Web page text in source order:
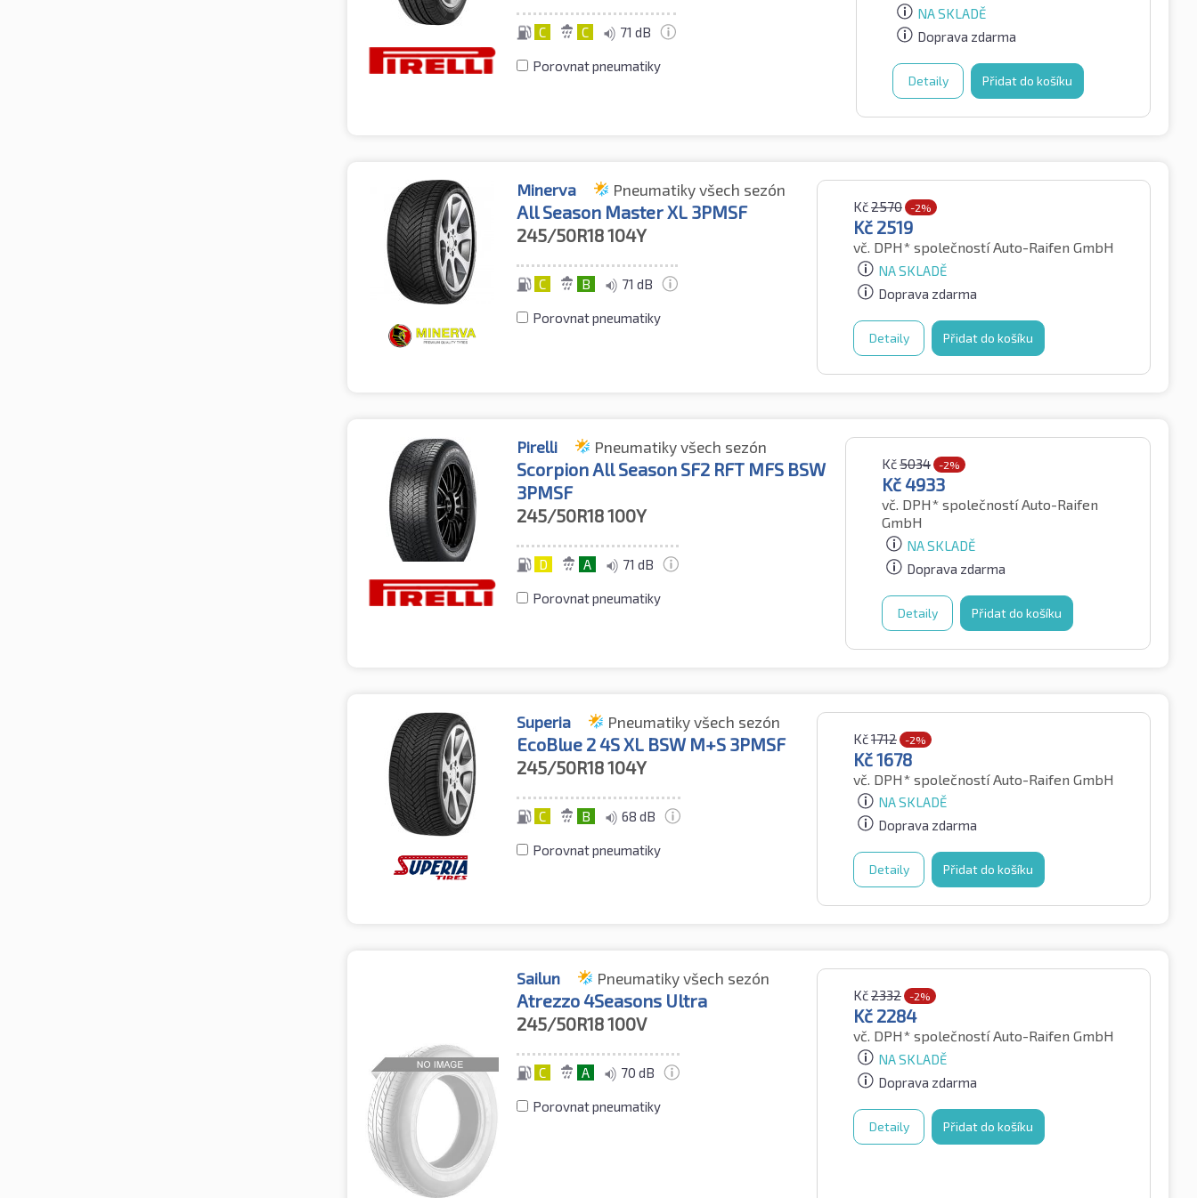
C C 71 dB
Porovnat pneumatiky
NA SKLADĚ
Doprava zdarma
Detaily Přidat do košíku
Minerva Pneumatiky všech sezón
All Season Master XL 3PMSF
245/50R18104Y
C B 71 dB
Porovnat pneumatiky
Kč2570 -2%
Kč 2519
vč. DPH* společností Auto-Raifen GmbH
NA SKLADĚ
Doprava zdarma
Detaily Přidat do košíku
Pirelli Pneumatiky všech sezón
Scorpion All Season SF2 RFT MFS BSW
3PMSF
245/50R18100Y
D A 71 dB
Porovnat pneumatiky
Kč5034 -2%
Kč4933
vč. DPH*společností Auto-Raifen
GmbH
NA SKLADĚ
Doprava zdarma
Detaily Přidat do košíku
Superia Pneumatiky všech sezón
EcoBlue 2 4S XL BSW M+S 3PMSF
245/50R18104Y
C B 68 dB
Porovnat pneumatiky
Kč1712 -2%
Kč1678
vč. DPH* společností Auto-Raifen GmbH
NA SKLADĚ
Doprava zdarma
Detaily Přidat do košíku
Sailun Pneumatiky všech sezón
Atrezzo 4Seasons Ultra
245/50R18100V
C A 70 dB
Porovnat pneumatiky
Kč2332 -2%
Kč 2284
vč. DPH* společností Auto-Raifen GmbH
NA SKLADĚ
Doprava zdarma
Detaily Přidat do košíku